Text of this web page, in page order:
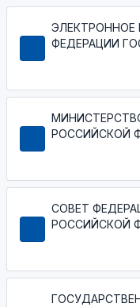
ЭЛЕКТРОННОЕ
ФЕДЕРАЦИИ
РОССИЙСКОЙ
СОВЕТ
РОССИЙСКОЙ